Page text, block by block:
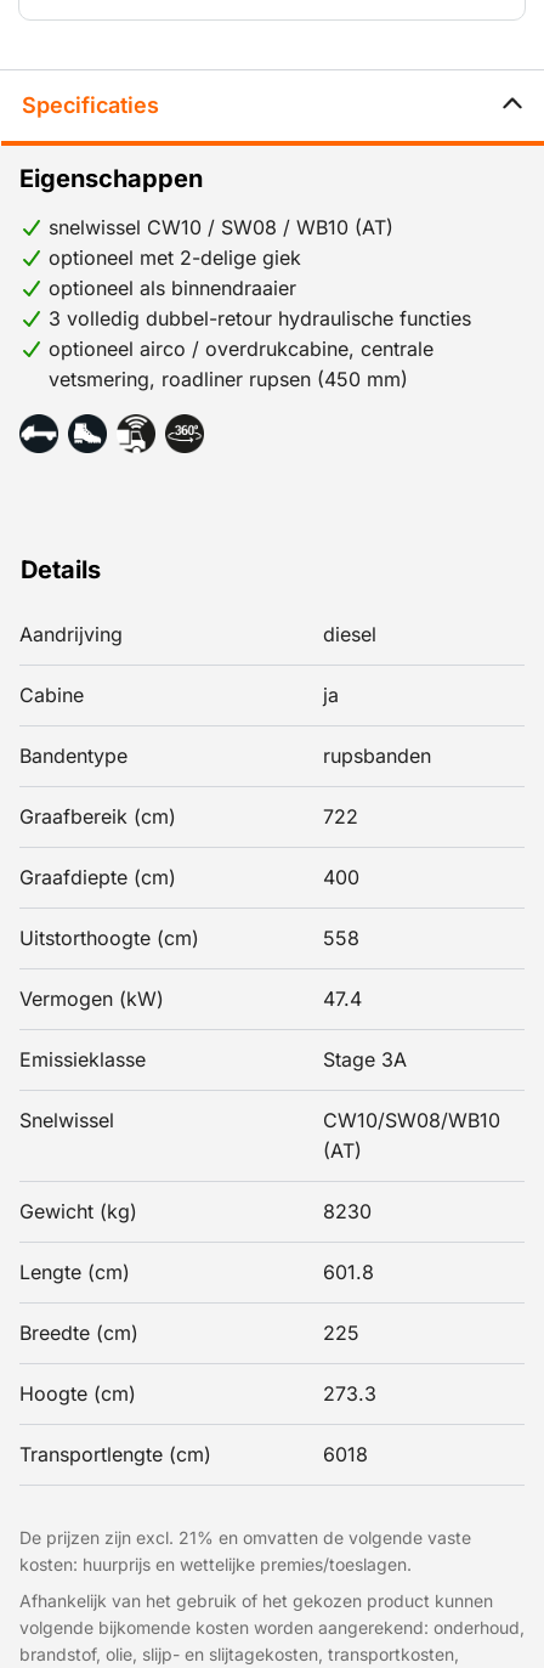
Specificaties
Details
Aandrijving diesel
Cabine ja
Bandentype rupsbanden
Graafbereik (cm) 722
Graafdiepte (cm) 400
Uitstorthoogte (cm) 558
Vermogen (kW) 47.4
Emissieklasse Stage 3A
Snelwissel
CW10/SW08/WB10
(AT)
Gewicht (kg) 8230
Lengte (cm) 601.8
Breedte (cm) 225
Hoogte (cm) 273.3
Transportlengte (cm) 6018
Eigenschappen
snelwissel CW10 / SW08 / WB10 (AT)
optioneel met 2-delige giek
optioneel als binnendraaier
3 volledig dubbel-retour hydraulische functies
optioneel airco / overdrukcabine, centrale
vetsmering, roadliner rupsen (450 mm)
De prijzen zijn excl. 21% en omvatten de volgende vaste
kosten: huurprijs en wettelijke premies/toeslagen.
Afhankelijk van het gebruik of het gekozen product kunnen
volgende bijkomende kosten worden aangerekend: onderhoud,
brandstof, olie, slijp- en slijtagekosten, transportkosten,